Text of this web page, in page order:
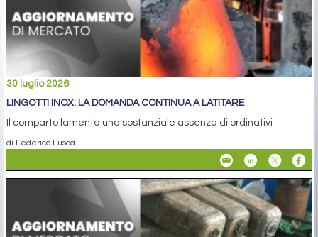
30 luglio 2026
LINGOTTI INOX: LA DOMANDA CONTINUA A LATITARE
Il comparto lamenta una sostanziale assenza di ordinativi
di Federico Fusca